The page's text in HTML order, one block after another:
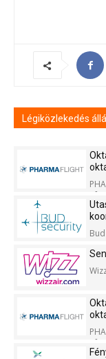
Légiközlekedés
Kft.
Kft.